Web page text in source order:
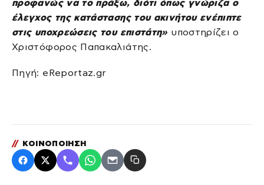
προφανώς να το πράξω, διότι όπως γνώριζα ο
έλεγχος της κατάστασης του ακινήτου ενέπιπτε
στις υποχρεώσεις του επιστάτη» υποστηρίζει ο
Χριστόφορος Παπακαλιάτης.
Πηγή: eReportaz.gr
// ΚΟΙΝΟΠΟΙΗΣΗ